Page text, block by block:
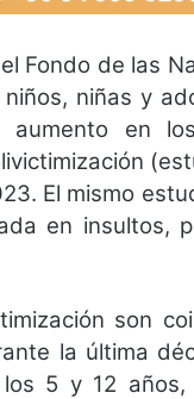
Fondo de las
niñas y
en
El mismo
en insultos,
son
la última
5 y 12